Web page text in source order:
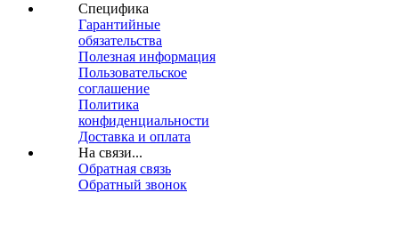
Специфика
Гарантийные
обязательства
Полезная информация
Пользовательское
соглашение
Политика
конфиденциальности
Доставка и оплата
На связи...
Обратная связь
Обратный звонок